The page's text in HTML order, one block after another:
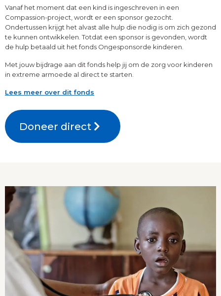
Vanaf het moment dat een kind is ingeschreven in een
Compassion-project, wordt er een sponsor gezocht.
Ondertussen krijgt het alvast alle hulp die nodig is om zich gezond
te kunnen ontwikkelen. Totdat een sponsor is gevonden, wordt
de hulp betaald uit het fonds Ongesponsorde kinderen.
Met jouw bijdrage aan dit fonds help jij om de zorg voor kinderen
in extreme armoede al direct te starten.
Lees meer over dit fonds
Doneer direct